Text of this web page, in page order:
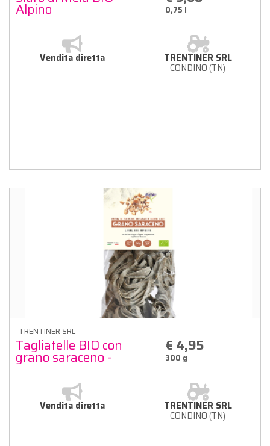
Alpino 0,75 l
Vendita diretta TRENTINER SRL
CONDINO (TN)
TRENTINER SRL
Tagliatelle BIO con
grano saraceno -
Pastificio Marinelli
€ 4,95
300 g
Vendita diretta TRENTINER SRL
CONDINO (TN)